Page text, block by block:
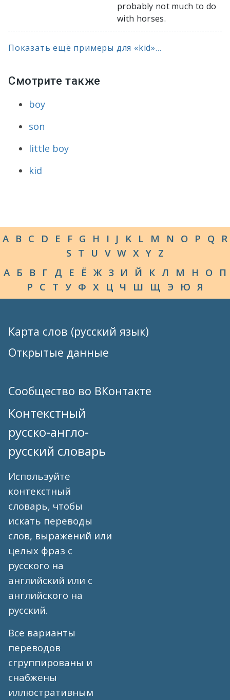
probably not much to do
with horses.
Показать ещё примеры для «kid»...
Смотрите также
boy
son
little boy
kid
A B C D E F G H I J K L M N O P Q R
S T U V W X Y Z
А Б В Г Д Е Ё Ж З И Й К Л М Н О П
Р С Т У Ф Х Ц Ч Ш Щ Э Ю Я
Карта слов (русский язык)
Открытые данные
Сообщество во ВКонтакте
Контекстный
русско-англо-
русский словарь
Используйте
контекстный
словарь, чтобы
искать переводы
слов, выражений или
целых фраз с
русского на
английский или с
английского на
русский.
Все варианты
переводов
сгруппированы и
снабжены
иллюстративным